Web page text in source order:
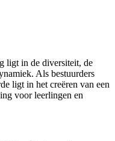
ligt in de diversiteit, de
Als bestuurders
ligt in het creëren van een
voor leerlingen en